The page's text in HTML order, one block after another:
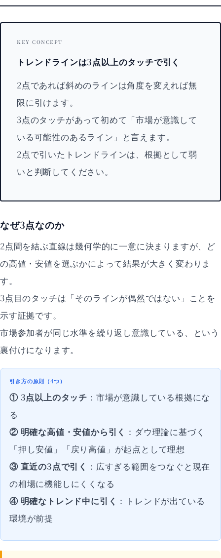
KEY CONCEPT
トレンドラインは3点以上のタッチで引く
2点であれば斜めのラインは角度を変えれば無
限に引けます。
3点のタッチがあって初めて「市場が意識して
いる可能性のあるライン」と言えます。
2点で引いたトレンドラインは、根拠として弱
いと判断してください。
なぜ3点なのか
2点間を結ぶ直線は幾何学的に一意に決まりますが、ど
の高値・安値を選ぶかによって結果が大きく変わりま
す。
3点目のタッチは「そのラインが偶然ではない」ことを
示す証拠です。
市場参加者が同じ水準を繰り返し意識している、という
裏付けになります。
引き方の原則（4つ）
① 3点以上のタッチ ：市場が意識している根拠にな
る
② 明確な高値・安値から引く ：ダウ理論に基づく
「押し安値」「戻り高値」が起点として理想
③ 直近の3点で引く ：広すぎる範囲をつなぐと現在
の相場に機能しにくくなる
④ 明確なトレンド中に引く ：トレンドが出ている
環境が前提